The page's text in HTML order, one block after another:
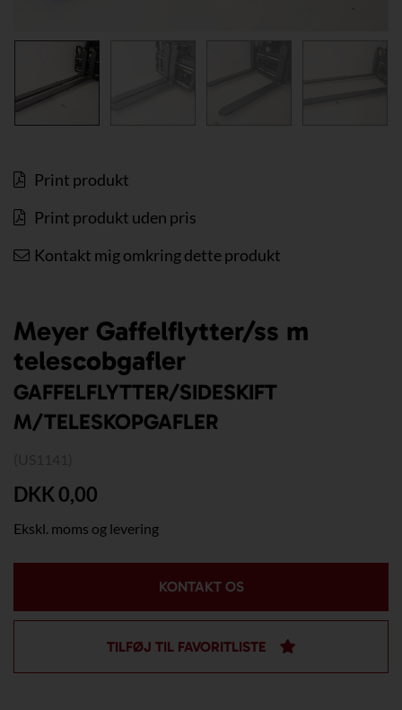
Print produkt
Print produkt uden pris
Kontakt mig omkring dette produkt
Meyer Gaffelflytter/ss m
telescobgafler
GAFFELFLYTTER/SIDESKIFT
M/TELESKOPGAFLER
DKK 0,00
Ekskl. moms og levering
KONTAKT OS
TILFØJ TIL FAVORITLISTE